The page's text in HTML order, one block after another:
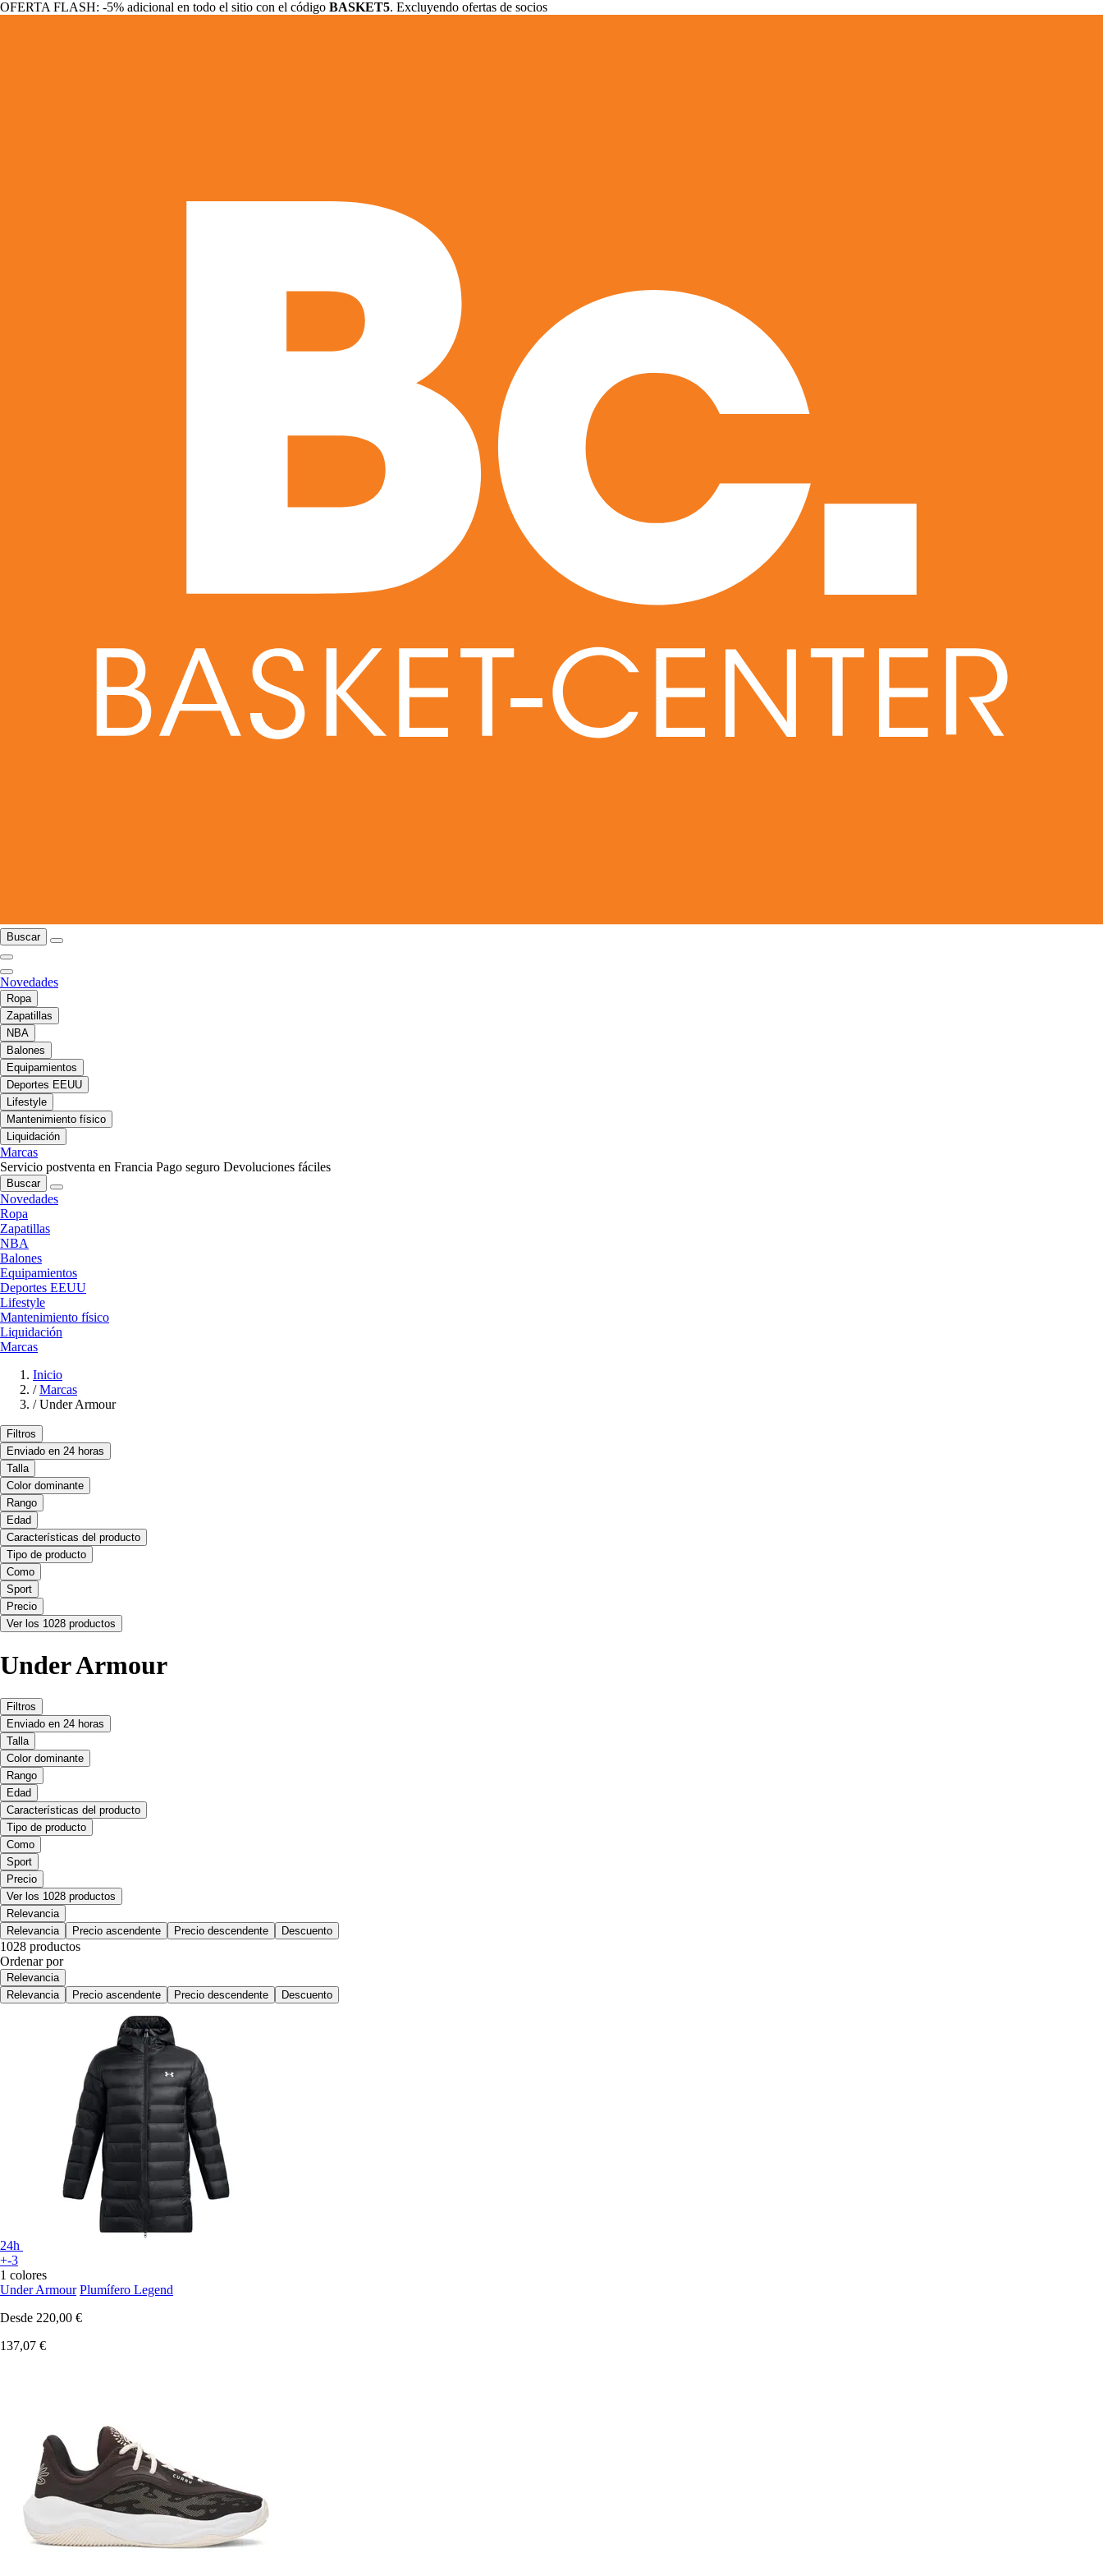
OFERTA FLASH: -5% adicional en todo el sitio con el código BASKET5. Excluyendo ofertas de socios
Buscar
Novedades
Ropa
Zapatillas
NBA
Balones
Equipamientos
Deportes EEUU
Lifestyle
Mantenimiento físico
Liquidación
Marcas
Servicio postventa en Francia Pago seguro Devoluciones fáciles
Buscar
Novedades
Ropa
Zapatillas
NBA
Balones
Equipamientos
Deportes EEUU
Lifestyle
Mantenimiento físico
Liquidación
Marcas
Inicio
/ Marcas
/ Under Armour
Filtros
Enviado en 24 horas
Talla
Color dominante
Rango
Edad
Características del producto
Tipo de producto
Como
Sport
Precio
Ver los 1028 productos
Under Armour
Filtros
Enviado en 24 horas
Talla
Color dominante
Rango
Edad
Características del producto
Tipo de producto
Como
Sport
Precio
Ver los 1028 productos
Relevancia
Relevancia
Precio ascendente Precio descendente Descuento
1028 productos
Ordenar por
Relevancia
Relevancia
Precio ascendente Precio descendente Descuento
24h
+-3
1 colores
Under Armour Plumífero Legend
Desde 220,00 €
137,07 €